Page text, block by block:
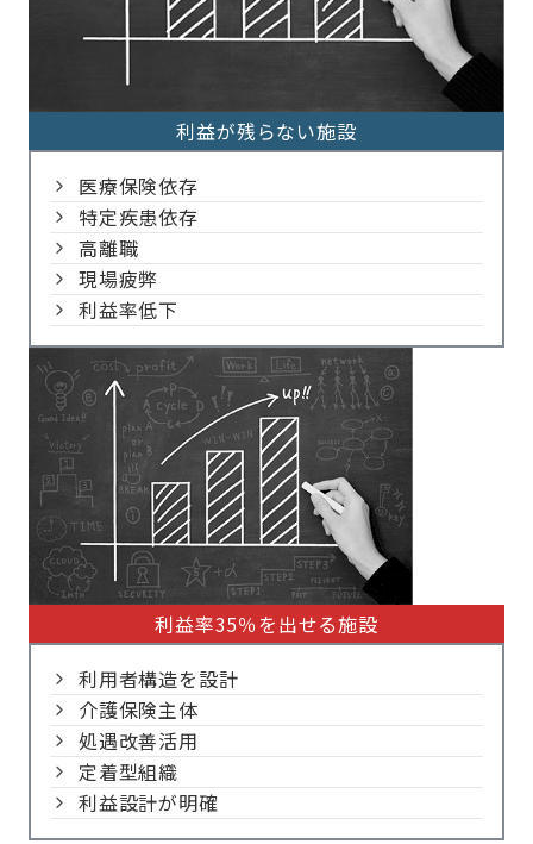
利益が残らない施設
医療保険依存
特定疾患依存
高離職
現場疲弊
利益率低下
利益率35％を出せる施設
利用者構造を設計
介護保険主体
処遇改善活用
定着型組織
利益設計が明確